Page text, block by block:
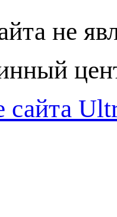
не
сайта